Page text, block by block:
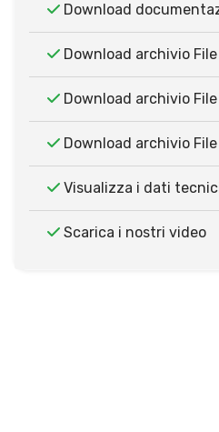
Download
Download archivio File
Download archivio File
Download archivio File
Visualizza i dati
Scarica i nostri video